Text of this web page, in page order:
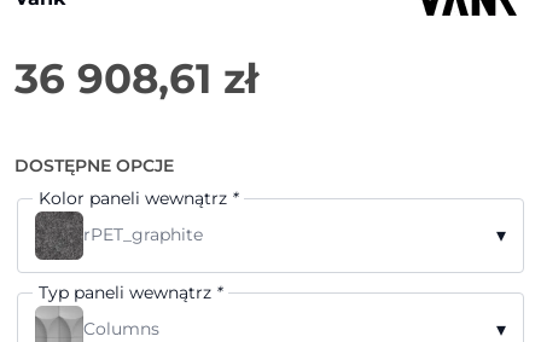
36 908,61 zł
DOSTĘPNE OPCJE
Kolor paneli wewnątrz *
rPET_graphite
▾
Typ paneli wewnątrz *
Columns
▾